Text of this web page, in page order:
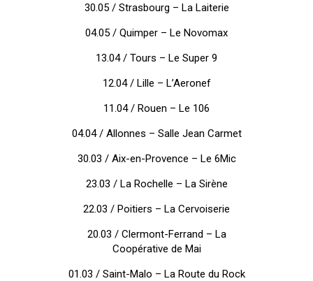
30.05 / Strasbourg – La Laiterie
04.05 / Quimper – Le Novomax
13.04 / Tours – Le Super 9
12.04 / Lille – L’Aeronef
11.04 / Rouen – Le 106
04.04 / Allonnes – Salle Jean Carmet
30.03 / Aix-en-Provence – Le 6Mic
23.03 / La Rochelle – La Sirène
22.03 / Poitiers – La Cervoiserie
20.03 / Clermont-Ferrand – La
Coopérative de Mai
01.03 / Saint-Malo – La Route du Rock